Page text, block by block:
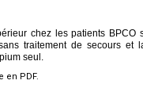
chez les patients BPCO
traitement de secours et
seul.
en PDF.